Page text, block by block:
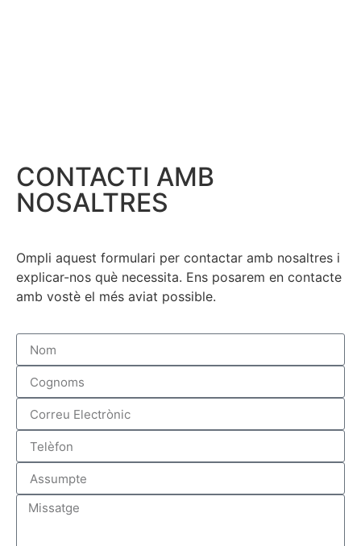
CONTACTI AMB
NOSALTRES
Ompli aquest formulari per contactar amb nosaltres i
explicar-nos què necessita. Ens posarem en contacte
amb vostè el més aviat possible.